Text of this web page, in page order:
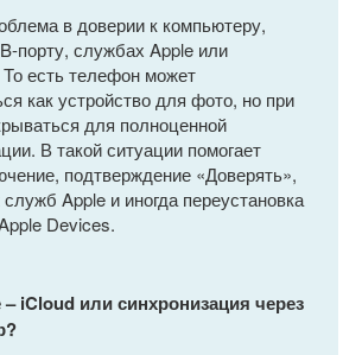
в доверии к компьютеру,
порту, службах Apple или
есть телефон может
как устройство для фото, но при
для полноценной
В такой ситуации помогает
подтверждение «Доверять»,
служб Apple и иногда переустановка
Devices.
iCloud или синхронизация через